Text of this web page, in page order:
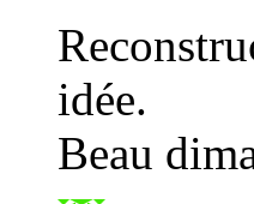
idée.
Beau